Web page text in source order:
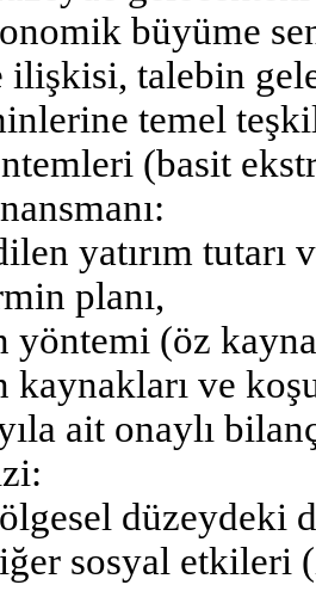
büyüme
talebin
temel
(basit
yatırım tutarı
planı,
yöntemi (öz
kaynakları ve
ait onaylı
düzeydeki
sosyal etkileri